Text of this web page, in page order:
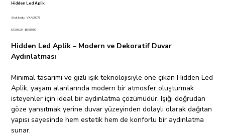
Hidden Led Aplik
Stok kodu: Stok
VXA00075
VXA00075
Orijinal
₺7.000,00 İndirimli
₺5.950,00
Hidden Led Aplik – Modern ve Dekoratif Duvar
Aydınlatması
Minimal tasarımı ve gizli ışık teknolojisiyle öne çıkan Hidden Led
Aplik, yaşam alanlarında modern bir atmosfer oluşturmak
isteyenler için ideal bir aydınlatma çözümüdür. Işığı doğrudan
göze yansıtmak yerine duvar yüzeyinden dolaylı olarak dağıtan
yapısı sayesinde hem estetik hem de konforlu bir aydınlatma
sunar.